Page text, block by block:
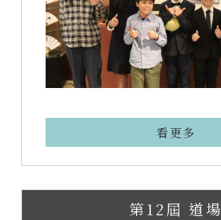
看更多
第12屆 道場